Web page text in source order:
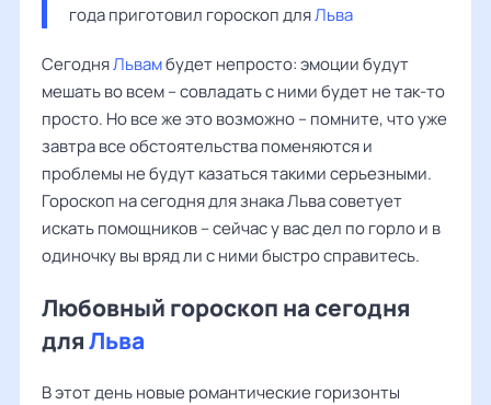
года приготовил гороскоп для Льва
СегодняЛьвамбудет непросто: эмоции будут
мешать во всем – совладать с ними будет не так-то
просто. Но все же это возможно – помните, что уже
завтра все обстоятельства поменяются и
проблемы не будут казаться такими серьезными.
Гороскоп на сегодня для знака Льва советует
искать помощников – сейчас у вас дел по горло и в
одиночку вы вряд ли с ними быстро справитесь.
Любовный гороскоп на сегодня
дляЛьва
В этот день новые романтические горизонты